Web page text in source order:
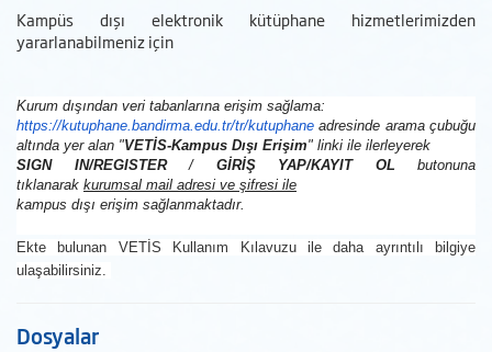
Kampüs dışı elektronik kütüphane hizmetlerimizden
yararlanabilmeniz için
Kurum dışından veri tabanlarına erişim sağlama:
https://kutuphane.bandirma.edu.tr/tr/kutuphane adresinde arama çubuğu
altında yer alan "VETİS-Kampus Dışı Erişim" linki ile ilerleyerek
SIGN IN/REGISTER/ GİRİŞ YAP/KAYIT OL butonuna
tıklanarak kurumsal mail adresi ve şifresi ile
kampus dışı erişim sağlanmaktadır.
Ekte bulunan VETİS Kullanım Kılavuzu ile daha ayrıntılı bilgiye
ulaşabilirsiniz.
Dosyalar